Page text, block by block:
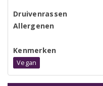
Druivenrassen
Allergenen
Kenmerken
Vegan